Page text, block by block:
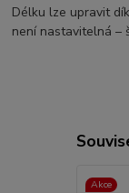
Délku lze upravit
není nastavitelná –
Akce